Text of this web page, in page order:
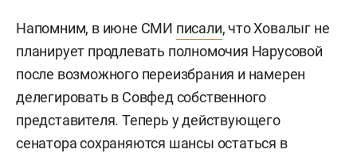
Напомним, в июне СМИ писали, что Ховалыг не
планирует продлевать полномочия Нарусовой
после возможного переизбрания и намерен
делегировать в Совфед собственного
представителя. Теперь у действующего
сенатора сохраняются шансы остаться в